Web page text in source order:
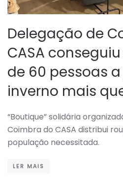
Delegação de
CASA
de 60 pessoas
inverno mais
“Boutique” solidária
Coimbra do CASA distribui
população necessitada.
LER MAIS